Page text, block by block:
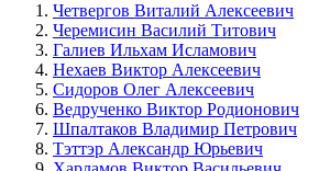
Четвергов Виталий Алексеевич
Черемисин Василий Титович
Галиев Ильхам Исламович
Нехаев Виктор Алексеевич
Сидоров Олег Алексеевич
Ведрученко Виктор Родионович
Шпалтаков Владимир Петрович
Тэттэр Александр Юрьевич